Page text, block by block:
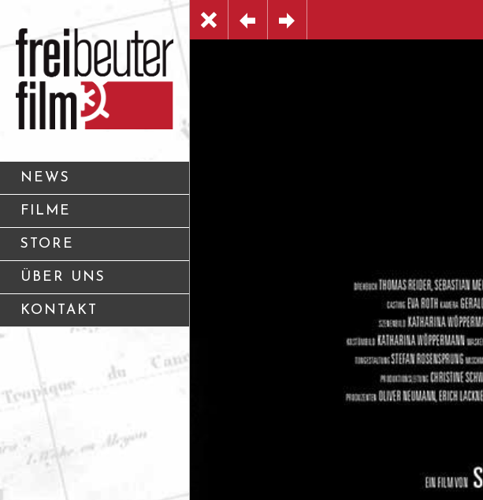
NEWS
FILME
STORE
ÜBER UNS
KONTAKT